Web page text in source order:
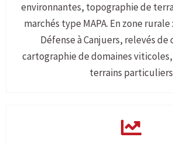
environnantes, topographie de
marchés type MAPA. En zone
Défense à Canjuers, relevés de
cartographie de domaines
terrains particuliers